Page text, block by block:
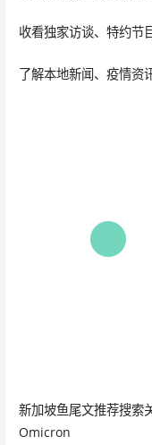
收看独家访谈、特约节
了解本地新闻、疫情资
新加坡鱼尾文推荐搜索
Omicron